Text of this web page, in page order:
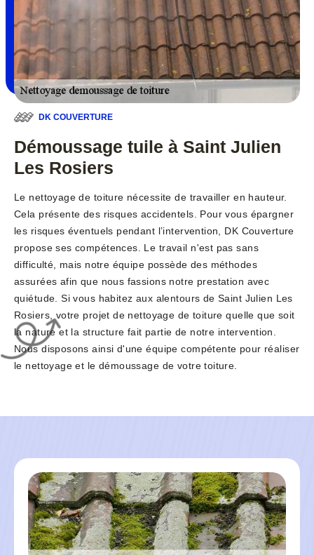
DK COUVERTURE
Démoussage tuile à Saint Julien
Les Rosiers
Le nettoyage de toiture nécessite de travailler en hauteur.
Cela présente des risques accidentels. Pour vous épargner
les risques éventuels pendant l’intervention, DK Couverture
propose ses compétences. Le travail n'est pas sans
difficulté, mais notre équipe possède des méthodes
assurées afin que nous fassions notre prestation avec
quiétude. Si vous habitez aux alentours de Saint Julien Les
Rosiers, votre projet de nettoyage de toiture quelle que soit
la nature et la structure fait partie de notre intervention.
Nous disposons ainsi d'une équipe compétente pour réaliser
le nettoyage et le démoussage de votre toiture.